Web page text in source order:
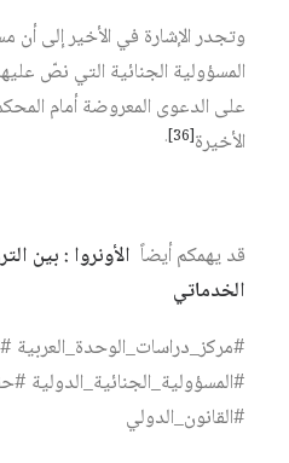
وتجدر الإشارة في الأخير إلى أن
المسؤولية الجنائية التي نصّ
على الدعوى المعروضة أمام
الأخيرة[36]
.
قد يهمكم أيضاً الأونروا : بين
الخدماتي
#مركز_دراسات_الوحدة_العربية
#المسؤولية_الجنائية_الدولية
#القانون_الدولي